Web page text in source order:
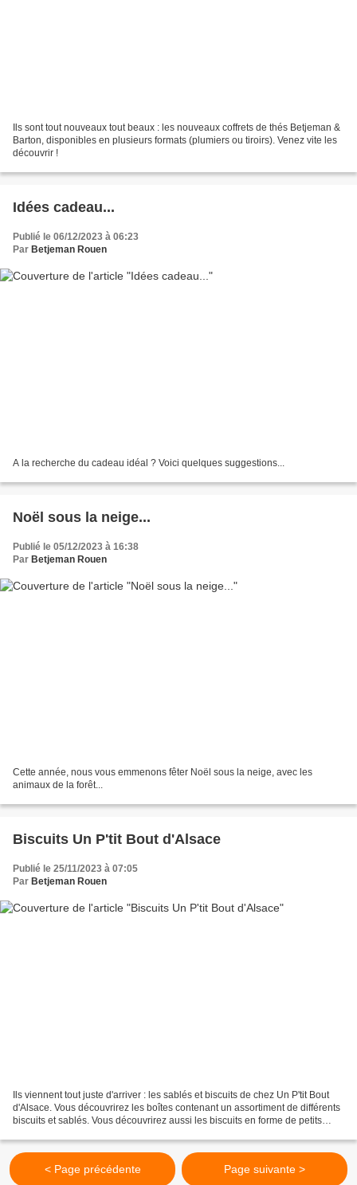
Ils sont tout nouveaux tout beaux : les nouveaux coffrets de thés Betjeman &
Barton, disponibles en plusieurs formats (plumiers ou tiroirs). Venez vite les
découvrir !
Idées cadeau...
Publié le 06/12/2023 à 06:23
Par Betjeman Rouen
A la recherche du cadeau idéal ? Voici quelques suggestions...
Noël sous la neige...
Publié le 05/12/2023 à 16:38
Par Betjeman Rouen
Cette année, nous vous emmenons fêter Noël sous la neige, avec les
animaux de la forêt...
Biscuits Un P'tit Bout d'Alsace
Publié le 25/11/2023 à 07:05
Par Betjeman Rouen
Ils viennent tout juste d'arriver : les sablés et biscuits de chez Un P'tit Bout
d'Alsace. Vous découvrirez les boîtes contenant un assortiment de différents
biscuits et sablés. Vous découvrirez aussi les biscuits en forme de petits
< Page précédente Page suivante >